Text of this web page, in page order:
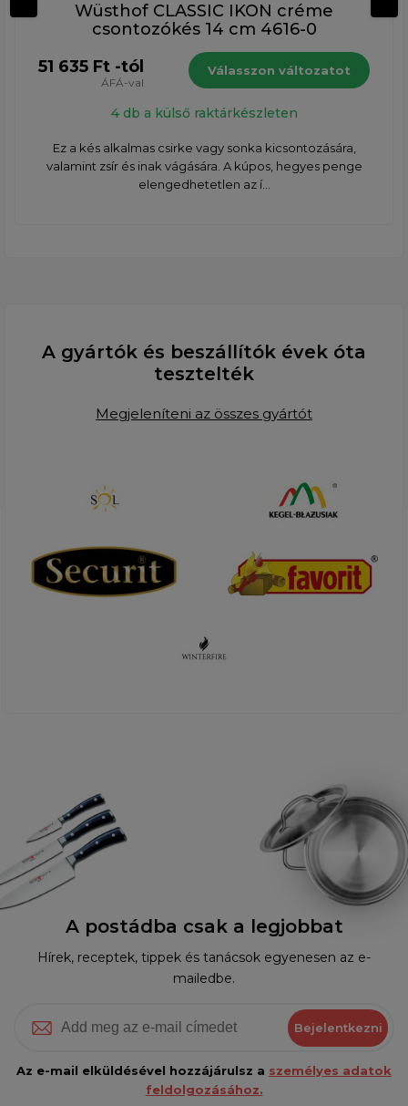
Wüsthof CLASSIC IKON créme
csontozókés 14 cm 4616-0
51 635 Ft -tól
ÁFÁ-val
Válasszon változatot
4 db a külső raktárkészleten
Ez a kés alkalmas csirke vagy sonka kicsontozására,
valamint zsír és inak vágására. A kúpos, hegyes penge
elengedhetetlen az í...
A gyártók és beszállítók évek óta
tesztelték
Megjeleníteni az összes gyártót
A postádba csak a legjobbat
Hírek, receptek, tippek és tanácsok egyenesen az e-
mailedbe.
Bejelentkezni
Az e-mail elküldésével hozzájárulsz a személyes adatok
feldolgozásához.